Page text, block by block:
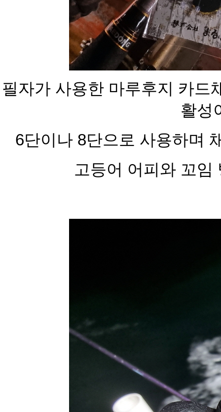
필자가 사용한 마루후지 카드
활성
6단이나 8단으로 사용하며
고등어 어피와 꼬임